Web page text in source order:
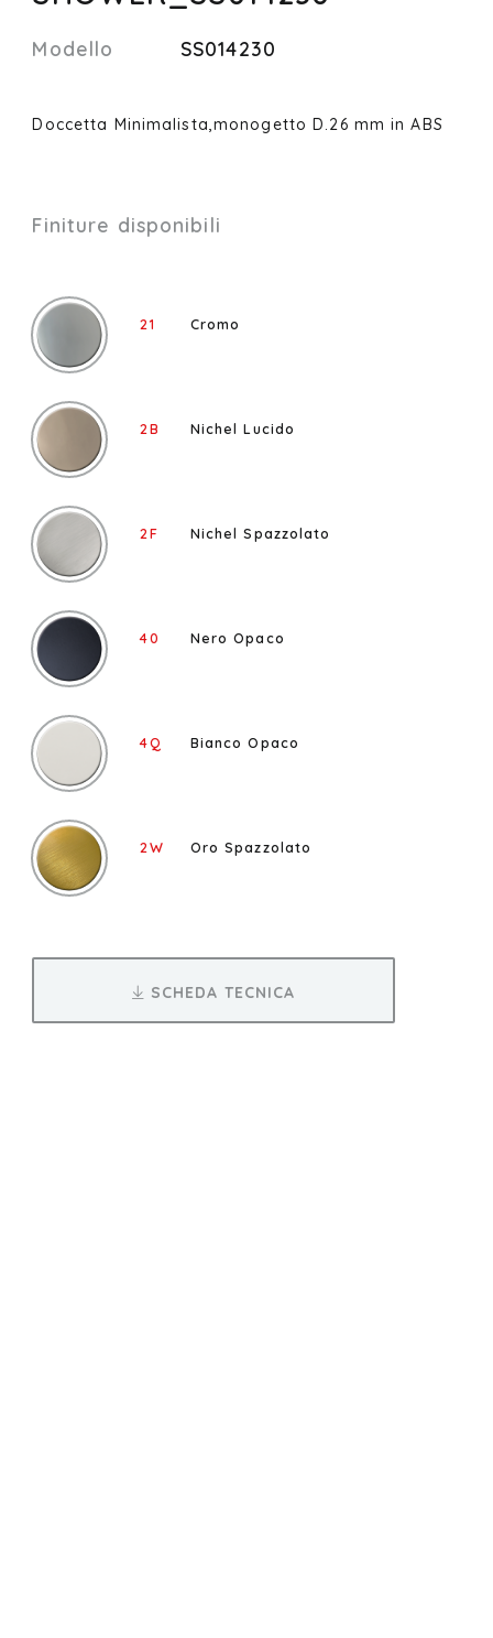
Modello SS014230
Doccetta Minimalista,monogetto D.26 mm in ABS
Finiture disponibili
21 Cromo
2B Nichel Lucido
2F Nichel Spazzolato
40 Nero Opaco
4Q Bianco Opaco
2W Oro Spazzolato
SCHEDA TECNICA